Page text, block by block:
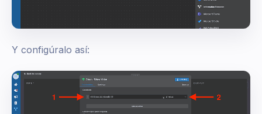
Y configúralo así: